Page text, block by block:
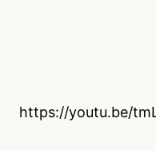
https://youtu.be/